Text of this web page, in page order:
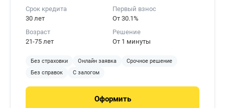
Дагестан
343
Республика
Мордовия
341
Республика
Карелия
332
Новгородская
Срок кредита
30 лет
Первый взнос
От 30.1%
Возраст
21-75 лет
Решение
От 1 минуты
Без страховки Онлайн заявка
Срочное решение
Без справок
С залогом
Оформить